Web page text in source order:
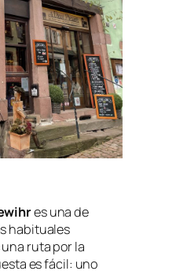
es una de
habituales
ruta por la
es fácil: uno